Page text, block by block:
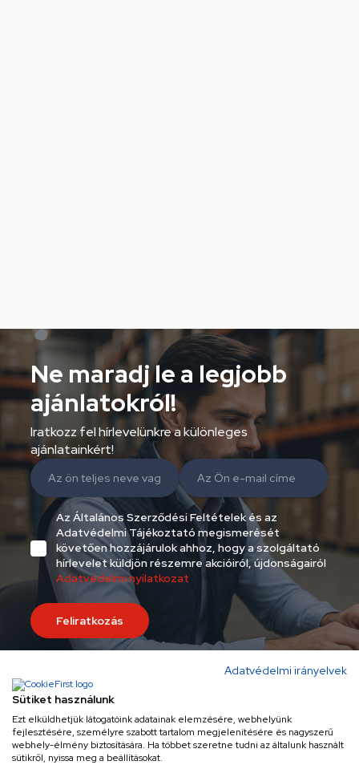
Adatvédelmi irányelvek
Sütiket használunk
Ezt elküldhetjük látogatóink adatainak elemzésére, webhelyünk
fejlesztésére, személyre szabott tartalom megjelenítésére és nagyszerű
webhely-élmény biztosítására. Ha többet szeretne tudni az általunk használt
sütikről, nyissa meg a beállításokat.
Ne maradj le a legjobb
ajánlatokról!
Iratkozz fel hírlevelünkre a különleges
ajánlatainkért!
Az Általános Szerződési Feltételek és az
Adatvédelmi Tájékoztató megismerését
követően hozzájárulok ahhoz, hogy a szolgáltató
hírlevelet küldjön részemre akcióiról, újdonságairól
Adatvédelmi nyilatkozat
Feliratkozás
Eredeti minőség
Az Orczy Alkatrész Áruház kiemelt partnere az Electrolux-Lehel